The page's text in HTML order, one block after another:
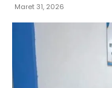
Maret 31, 2026